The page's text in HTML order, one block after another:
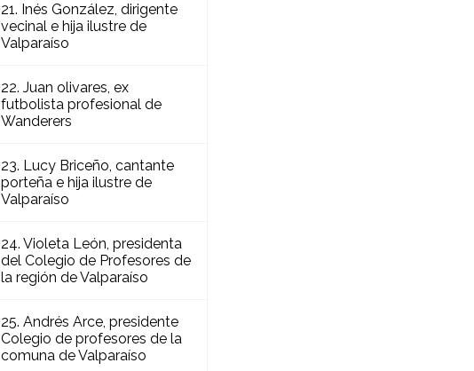
21. Inés González, dirigente
vecinal e hija ilustre de
Valparaíso
22. Juan olivares, ex
futbolista profesional de
Wanderers
23. Lucy Briceño, cantante
porteña e hija ilustre de
Valparaíso
24. Violeta León, presidenta
del Colegio de Profesores de
la región de Valparaíso
25. Andrés Arce, presidente
Colegio de profesores de la
comuna de Valparaíso